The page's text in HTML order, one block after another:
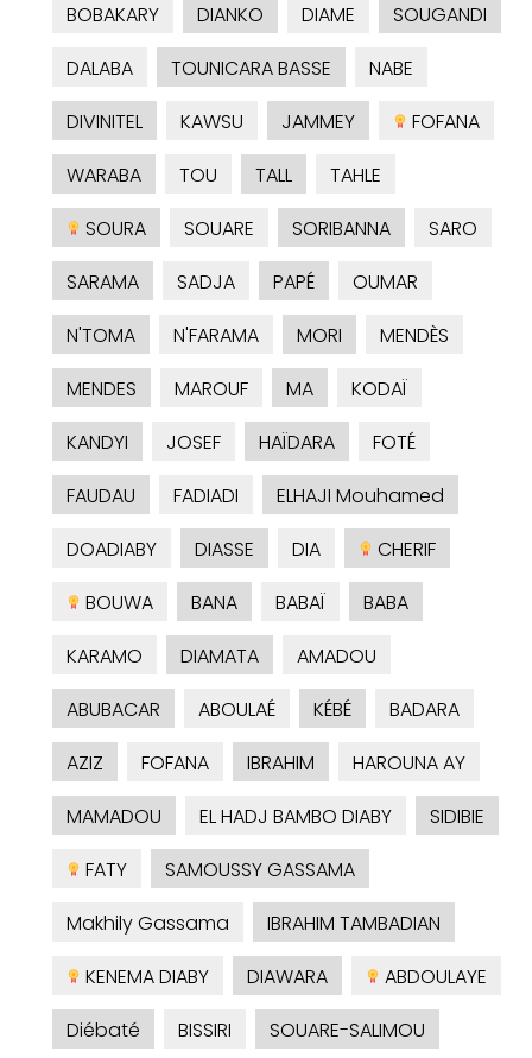
BOBAKARY
DIANKO DIAME
SOUGANDI
DALABA
TOUNICARA BASSE
NABE
DIVINITEL
KAWSU JAMMEY
FOFANA
WARABA
TOU TALL
TAHLE
SOURA
SOUARE SORIBANNA
SARO
SARAMA
SADJA PAPÉ
OUMAR
N'TOMA
N'FARAMA MORI
MENDÈS
MENDES
MAROUF MA
KODAÏ
KANDYI
JOSEF HAÏDARA
FOTÉ
FAUDAU
FADIADI
ELHAJI Mouhamed
DOADIABY
DIASSE DIA
CHERIF
BOUWA
BANA BABAÏ
BABA
KARAMO
DIAMATA
AMADOU
ABUBACAR
ABOULAÉ KÉBÉ
BADARA
AZIZ
FOFANA IBRAHIM
HAROUNA AY
MAMADOU
EL HADJ BAMBO DIABY
SIDIBIE
FATY
SAMOUSSY GASSAMA
Makhily Gassama
IBRAHIM TAMBADIAN
KENEMA DIABY
DIAWARA
ABDOULAYE
Diébaté
BISSIRI
SOUARE-SALIMOU